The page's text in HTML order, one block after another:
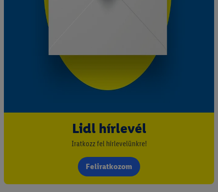
Lidl hírlevél
Iratkozz fel hírlevelünkre!
Feliratkozom